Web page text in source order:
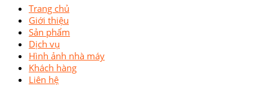
Trang chủ
Giới thiệu
Sản phẩm
Dịch vụ
Hình ảnh nhà máy
Khách hàng
Liên hệ